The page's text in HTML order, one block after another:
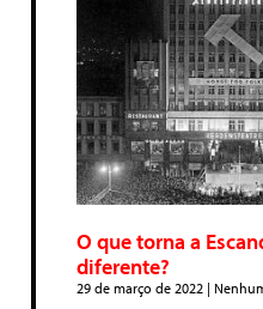
O que torna a
diferente?
29 de março de 2022